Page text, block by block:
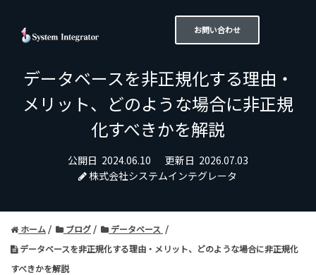
お問い合わせ
データベースを非正規化する理由・
メリット、どのような場合に非正規
化すべきかを解説
公開日 2024.06.10 更新日 2026.07.03
株式会社システムインテグレータ
ホーム ブログ
データベース
データベースを非正規化する理由・メリット、どのような場合に非正規化
すべきかを解説